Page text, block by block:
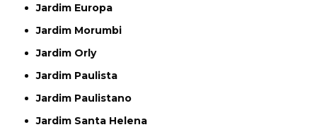
Jardim Europa
Jardim Morumbi
Jardim Orly
Jardim Paulista
Jardim Paulistano
Jardim Santa Helena